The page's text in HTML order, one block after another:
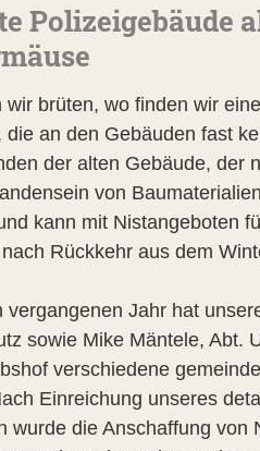
Polizeigebäude
wir brüten, wo finden wir
die an den Gebäuden fast
der alten Gebäude, der
von
kann mit Nistangeboten
Rückkehr aus dem
vergangenen Jahr hat
sowie Mike Mäntele, Abt.
verschiedene
Einreichung unseres
wurde die Anschaffung